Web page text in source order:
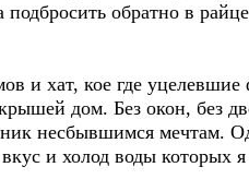
обратно в
и хат, кое где
дом. Без окон, без
несбывшимся мечтам.
и холод воды